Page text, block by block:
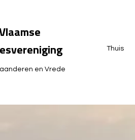
en Vrede
Thuis